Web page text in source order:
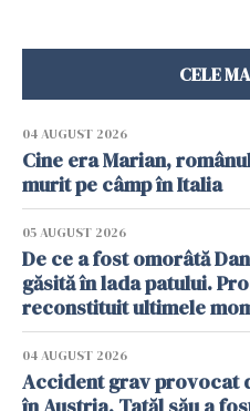
CELE
04 AUGUST 2026
Cine era Marian,
murit pe câmp în Italia
05 AUGUST 2026
De ce a fost omorâtă
găsită în lada patului.
reconstituit ultimele
04 AUGUST 2026
Accident grav provocat